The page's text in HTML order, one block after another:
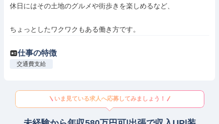
休日にはその土地のグルメや街歩きを楽しめるなど、
ちょっとしたワクワクもある働き方です。
仕事の特徴
交通費支給
いま見ている求人へ応募してみましょう！